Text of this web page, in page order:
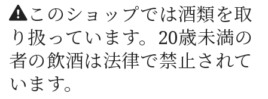
このショップでは酒類を取
り扱っています。20歳未満の
者の飲酒は法律で禁止されて
います。